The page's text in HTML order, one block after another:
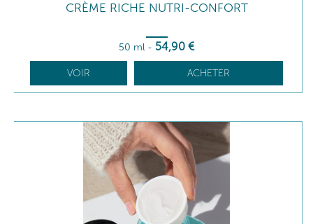
CRÈME RICHE NUTRI-CONFORT
50 ml - 54,90 €
VOIR ACHETER